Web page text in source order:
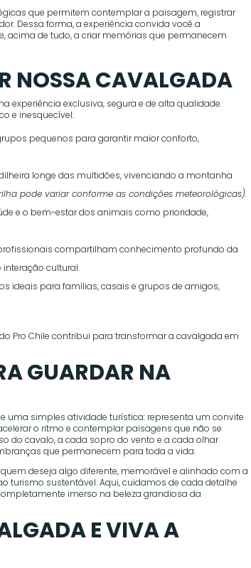
que permitem contemplar a paisagem, registrar
Dessa forma, a experiência convida você a
acima de tudo, a criar memórias que permanecem
NOSSA CAVALGADA
experiência exclusiva, segura e de alta qualidade.
e inesquecível:
pequenos para garantir maior conforto,
longe das multidões, vivenciando a montanha
pode variar conforme as condições meteorológicas).
e o bem-estar dos animais como prioridade,
compartilham conhecimento profundo da
cultural.
ideais para famílias, casais e grupos de amigos,
Pro Chile contribui para transformar a cavalgada em
GUARDAR NA
uma simples atividade turística: representa um convite
o ritmo e contemplar paisagens que não se
do cavalo, a cada sopro do vento e a cada olhar
que permanecem para toda a vida.
deseja algo diferente, memorável e alinhado com a
turismo sustentável. Aqui, cuidamos de cada detalhe
imerso na beleza grandiosa da
E VIVA A